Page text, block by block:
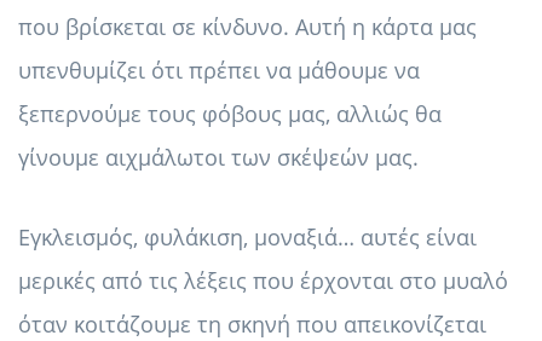
που βρίσκεται σε κίνδυνο. Αυτή η κάρτα μας
υπενθυμίζει ότι πρέπει να μάθουμε να
ξεπερνούμε τους φόβους μας, αλλιώς θα
γίνουμε αιχμάλωτοι των σκέψεών μας.
Εγκλεισμός, φυλάκιση, μοναξιά… αυτές είναι
μερικές από τις λέξεις που έρχονται στο μυαλό
όταν κοιτάζουμε τη σκηνή που απεικονίζεται